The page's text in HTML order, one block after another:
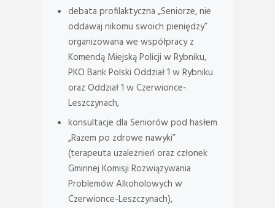
debata profilaktyczna „Seniorze, nie
oddawaj nikomu swoich pieniędzy”
organizowana we współpracy z
Komendą Miejską Policji w Rybniku,
PKO Bank Polski Oddział 1 w Rybniku
oraz Oddział 1 w Czerwionce-
Leszczynach,
konsultacje dla Seniorów pod hasłem
„Razem po zdrowe nawyki”
(terapeuta uzależnień oraz członek
Gminnej Komisji Rozwiązywania
Problemów Alkoholowych w
Czerwionce-Leszczynach),